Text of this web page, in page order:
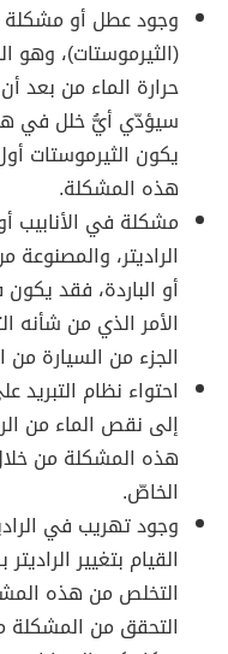
وجود عطل أو مشكلة
(الثيرموستات)، وهو
حرارة الماء من بعد
سيؤدّي أيُّ خلل في
يكون الثيرموستات
هذه المشكلة.
مشكلة في الأنابيب
الراديتر، والمصنوعة
أو الباردة، فقد
الأمر الذي من شأنه
الجزء من السيارة من
احتواء نظام
إلى نقص الماء من
هذه المشكلة من
الخاصّ.
وجود تهريب في
القيام بتغيير
التخلص من هذه
التحقق من المشكلة